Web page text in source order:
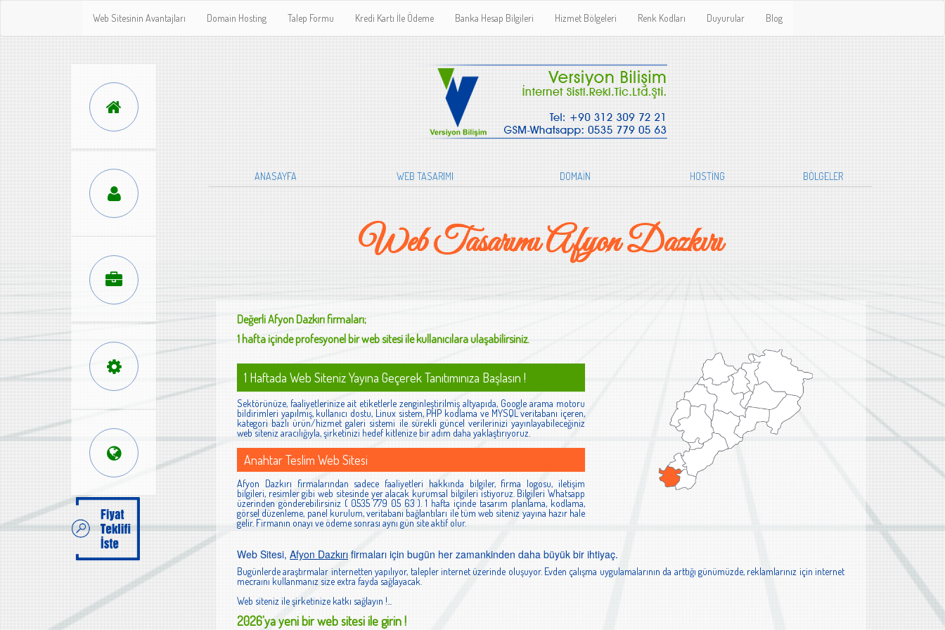
Web Sitesinin Avantajları Domain Hosting Talep Formu Kredi Kartı İle Ödeme Banka Hesap Bilgileri Hizmet Bölgeleri Renk Kodları Duyurular Blog
ANASAYFA WEB TASARIMI DOMAİN HOSTİNG BÖLGELER
Web Tasarımı Afyon Dazkırı
DeğerliAfyon Dazkırıfirmaları;
1 hafta içinde profesyonel bir web sitesi ile kullanıcılara ulaşabilirsiniz.
1 Haftada Web Siteniz Yayına Geçerek Tanıtımınıza Başlasın !
Sektörünüze, faaliyetlerinize ait etiketlerle zenginleştirilmiş altyapıda, Google arama motoru
bildirimleri yapılmış, kullanıcı dostu, Linux sistem, PHP kodlama ve MYSQL veritabanı içeren,
kategori bazlı ürün/hizmet galeri sistemi ile sürekli güncel verilerinizi yayınlayabileceğiniz
web siteniz aracılığıyla, şirketinizi hedef kitlenize bir adım daha yaklaştırıyoruz.
Anahtar Teslim Web Sitesi
Afyon Dazkırı firmalarından sadece faaliyetleri hakkında bilgiler, firma logosu, iletişim
bilgileri, resimler gibi web sitesinde yer alacak kurumsal bilgileri istiyoruz. Bilgileri Whatsapp
üzerinden gönderebilirsiniz ( 0535 779 05 63 ). 1 hafta içinde tasarım planlama, kodlama,
görsel düzenleme, panel kurulum, veritabanı bağlantıları ile tüm web siteniz yayına hazır hale
gelir. Firmanın onayı ve ödeme sonrası aynı gün site aktif olur.
Web Sitesi,Afyon Dazkırıfirmaları için bugün her zamankinden daha büyük bir ihtiyaç.
Bugünlerde araştırmalar internetten yapılıyor, talepler internet üzerinde oluşuyor. Evden çalışma uygulamalarının da arttığı günümüzde, reklamlarınız için internet
mecraını kullanmanız size extra fayda sağlayacak.
Web siteniz ile şirketinize katkı sağlayın !...
2026'ya yeni bir web sitesi ile girin !